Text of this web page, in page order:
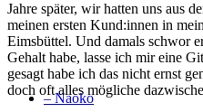
– Naoko
Jahre später, wir hatten uns aus
meinen ersten Kund:innen in
Eimsbüttel. Und damals schwor
Gehalt habe, lasse ich mir eine
gesagt habe ich das nicht ernst
doch oft alles mögliche